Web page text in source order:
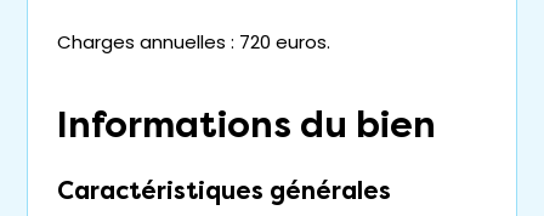
Charges annuelles : 720 euros.
Informations du bien
Caractéristiques générales